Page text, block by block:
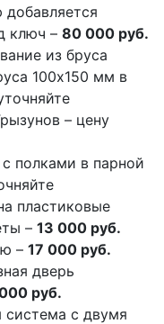
ключ – 80 000 руб.
из бруса
100х150 мм в
– цену
полками в парной
пластиковые
– 13 000 руб.
– 17 000 руб.
дверь
руб.
система с двумя